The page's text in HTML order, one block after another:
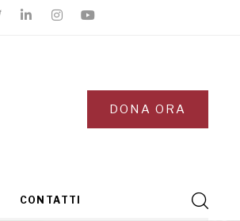
DONA ORA
CONTATTI